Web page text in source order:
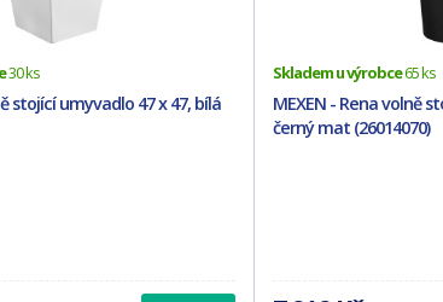
30 ks
stojící umyvadlo 47 x 47, bílá
Skladem u výrobce65 ks
MEXEN - Rena volně
černý mat (26014070)